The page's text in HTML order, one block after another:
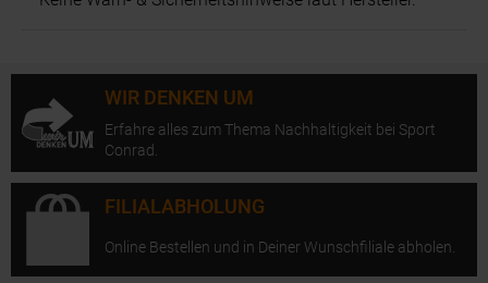
WIR DENKEN UM
Erfahre alles zum Thema Nachhaltigkeit bei Sport
Conrad.
FILIALABHOLUNG
Online Bestellen und in Deiner Wunschfiliale abholen.